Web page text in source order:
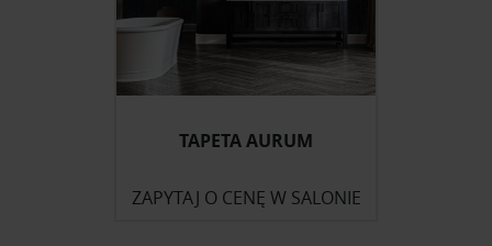
TAPETA AURUM
ZAPYTAJ O CENĘ W SALONIE